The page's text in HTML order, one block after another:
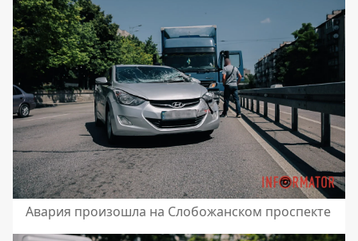
Авария произошла на Слобожанском проспекте